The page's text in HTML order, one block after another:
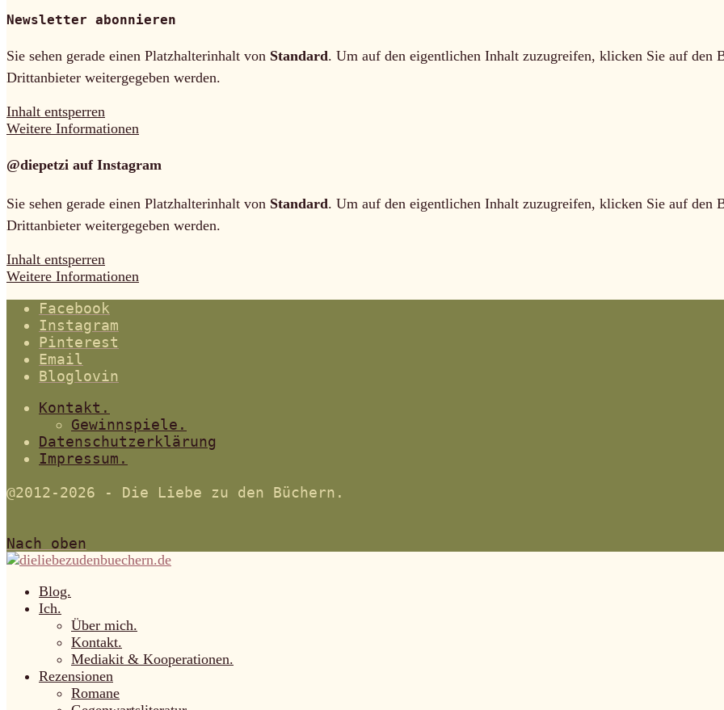
Newsletter abonnieren
Sie sehen gerade einen Platzhalterinhalt von Standard. Um auf den eigentlichen Inhalt zuzugreifen, klicken Sie auf den
Drittanbieter weitergegeben werden.
Inhalt entsperren
Weitere Informationen
@diepetzi auf Instagram
Sie sehen gerade einen Platzhalterinhalt von Standard. Um auf den eigentlichen Inhalt zuzugreifen, klicken Sie auf den
Drittanbieter weitergegeben werden.
Inhalt entsperren
Weitere Informationen
Facebook
Instagram
Pinterest
Email
Bloglovin
Kontakt.
Gewinnspiele.
Datenschutzerklärung
Impressum.
@2012-2026 - Die Liebe zu den Büchern.
Nach oben
Blog.
Ich.
Über mich.
Kontakt.
Mediakit & Kooperationen.
Rezensionen
Romane